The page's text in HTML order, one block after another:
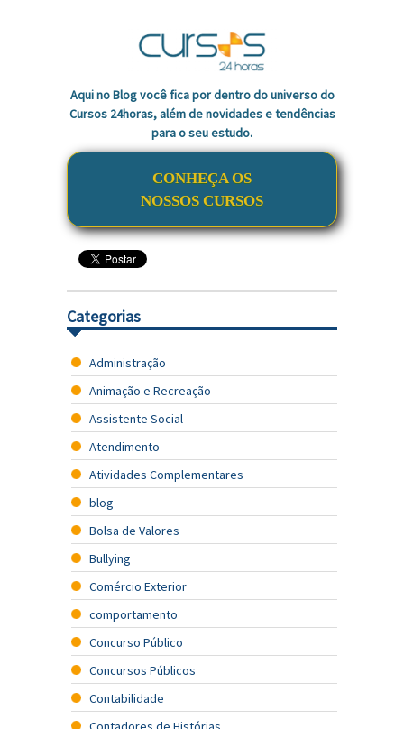
Aqui no Blog você fica por dentro do universo do
Cursos 24horas, além de novidades e tendências
para o seu estudo.
CONHEÇA OS
NOSSOS CURSOS
Categorias
Administração
Animação e Recreação
Assistente Social
Atendimento
Atividades Complementares
blog
Bolsa de Valores
Bullying
Comércio Exterior
comportamento
Concurso Público
Concursos Públicos
Contabilidade